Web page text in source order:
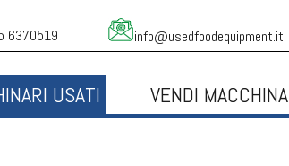
6370519 info@usedfoodequipment.it
USATI VENDI